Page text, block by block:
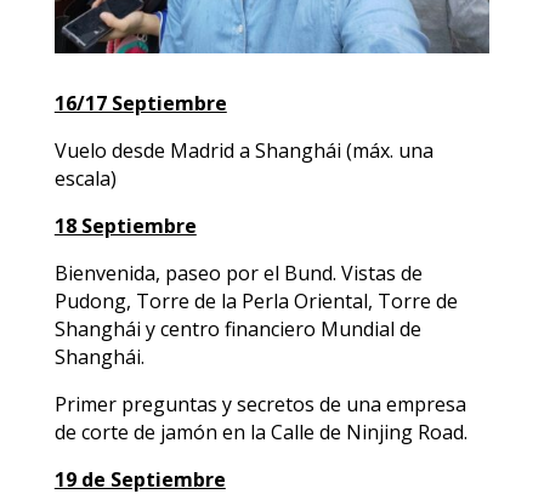
16/17 Septiembre
Vuelo desde Madrid a Shanghái (máx. una
escala)
18 Septiembre
Bienvenida, paseo por el Bund. Vistas de
Pudong, Torre de la Perla Oriental, Torre de
Shanghái y centro financiero Mundial de
Shanghái.
Primer preguntas y secretos de una empresa
de corte de jamón en la Calle de Ninjing Road.
19 de Septiembre